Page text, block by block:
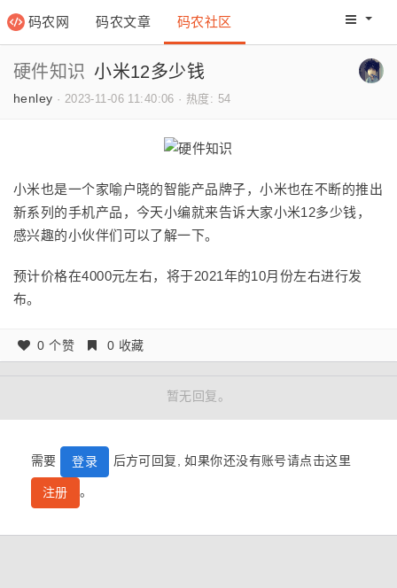
码农网 码农文章 码农社区 码农网
硬件知识 小米12多少钱
henley · 2023-11-06 11:40:06 · 热度: 54
小米也是一个家喻户晓的智能产品牌子，小米也在不断的推出
新系列的手机产品，今天小编就来告诉大家小米12多少钱，
感兴趣的小伙伴们可以了解一下。
预计价格在4000元左右，将于2021年的10月份左右进行发
布。
0 个赞 0 收藏
暂无回复。
需要 登录 后方可回复, 如果你还没有账号请点击这里
注册 。